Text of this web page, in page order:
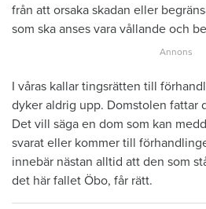
från att orsaka skadan eller
som ska anses vara vållande och
I våras kallar tingsrätten till
dyker aldrig upp. Domstolen fattar
Det vill säga en dom som kan
svarat eller kommer till
innebär nästan alltid att den som
det här fallet Öbo, får rätt.